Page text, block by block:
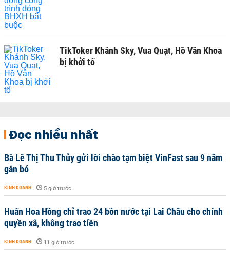
TikToker Khánh Sky, Vua Quạt, Hồ Văn Khoa
bị khởi tố
Đọc nhiều nhất
Bà Lê Thị Thu Thủy gửi lời chào tạm biệt VinFast sau 9 năm
gắn bó
KINH DOANH - 5 giờ trước
Huấn Hoa Hồng chỉ trao 24 bồn nước tại Lai Châu cho chính
quyền xã, không trao tiền
KINH DOANH - 11 giờ trước